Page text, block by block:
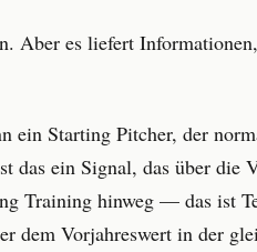
Aber es liefert
ein Starting Pitcher, der
ein Signal, das über die
Training hinweg — das ist
Vorjahreswert in der